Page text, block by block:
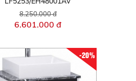
8.250.000 đ
6.601.000 đ
-20%